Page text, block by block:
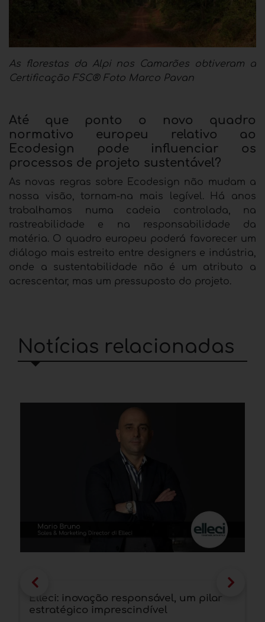
As florestas da Alpi nos Camarões obtiveram a
Certificação FSC® Foto Marco Pavan
Até que ponto o novo quadro
normativo europeu relativo ao
Ecodesign pode influenciar os
processos de projeto sustentável?
As novas regras sobre Ecodesign não mudam a
nossa visão, tornam-na mais legível. Há anos
trabalhamos numa cadeia controlada, na
rastreabilidade e na responsabilidade da
matéria. O quadro europeu poderá favorecer um
diálogo mais estreito entre designers e indústria,
onde a sustentabilidade não é um atributo a
acrescentar, mas um pressuposto do projeto.
Notícias relacionadas
Elleci: inovação responsável, um pilar
estratégico imprescindível